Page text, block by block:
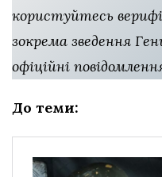
користуйтесь
зокрема зведення
офіційні
До теми: